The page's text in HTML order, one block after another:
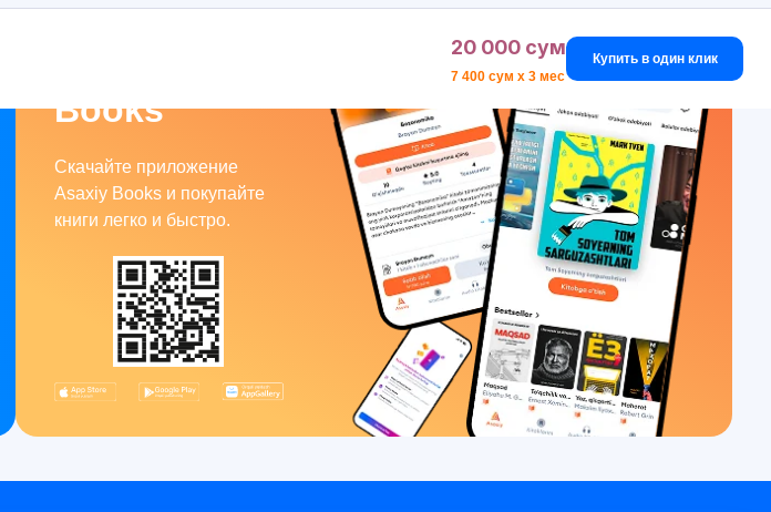
20 000 сум
7 400 сум x 3 мес
Купить в один клик
Books
Скачайте приложение
Asaxiy Books и покупайте
книги легко и быстро.